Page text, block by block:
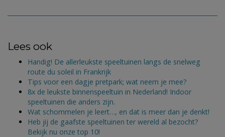
Lees ook
Handig! De allerleukste speeltuinen langs de snelweg
route du soleil in Frankrijk
Tips voor een dagje pretpark; wat neem je mee?
8x de leukste binnenspeeltuin in Nederland! Indoor
speeltuinen die anders zijn.
Wat schommelen je leert…, en dat is meer dan je denkt!
Heb jij de gaafste speeltuinen ter wereld al bezocht?
Bekijk nu onze top 10!